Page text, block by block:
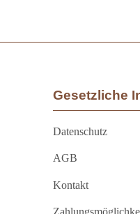
Gesetzliche
Datenschutz
AGB
Kontakt